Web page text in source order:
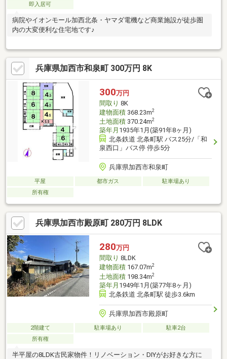
即入居可
病院やイオンモール加西北条・ヤマダ電機など商業施設が徒歩圏
内の大変便利な住宅地です♪
兵庫県加西市和泉町 300万円 8K
300万円
間取り 8K
建物面積368.23m2
土地面積370.24m2
築年月 1935年1月(築91年8ヶ月)
北条鉄道 北条町駅 バス25分/「和
泉西口」バス停 停歩5分
兵庫県加西市和泉町
平屋 都市ガス
駐車場あり
所有権
兵庫県加西市殿原町 280万円 8LDK
280万円
間取り 8LDK
建物面積167.07m2
土地面積198.34m2
築年月 1949年1月(築77年8ヶ月)
北条鉄道 北条町駅 徒歩3.6km
兵庫県加西市殿原町
2階建て 駐車場あり
駐車2台
所有権
半平屋の8LDK古民家物件！リノベーション・DIYがお好きな方に